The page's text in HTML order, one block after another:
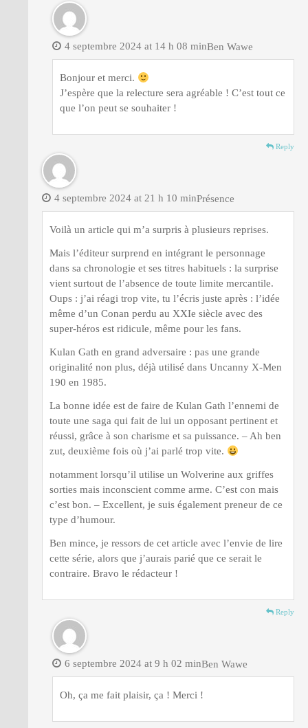
Ben Wawe
4 septembre 2024 at 14 h 08 min
Bonjour et merci.
J’espère que la relecture sera agréable ! C’est tout ce
que l’on peut se souhaiter !
Reply
Présence
4 septembre 2024 at 21 h 10 min
Voilà un article qui m’a surpris à plusieurs reprises.
Mais l’éditeur surprend en intégrant le personnage
dans sa chronologie et ses titres habituels : la surprise
vient surtout de l’absence de toute limite mercantile.
Oups : j’ai réagi trop vite, tu l’écris juste après : l’idée
même d’un Conan perdu au XXIe siècle avec des
super-héros est ridicule, même pour les fans.
Kulan Gath en grand adversaire : pas une grande
originalité non plus, déjà utilisé dans Uncanny X-Men
190 en 1985.
La bonne idée est de faire de Kulan Gath l’ennemi de
toute une saga qui fait de lui un opposant pertinent et
réussi, grâce à son charisme et sa puissance. – Ah ben
zut, deuxième fois où j’ai parlé trop vite.
notamment lorsqu’il utilise un Wolverine aux griffes
sorties mais inconscient comme arme. C’est con mais
c’est bon. – Excellent, je suis également preneur de ce
type d’humour.
Ben mince, je ressors de cet article avec l’envie de lire
cette série, alors que j’aurais parié que ce serait le
contraire. Bravo le rédacteur !
Reply
Ben Wawe
6 septembre 2024 at 9 h 02 min
Oh, ça me fait plaisir, ça ! Merci !